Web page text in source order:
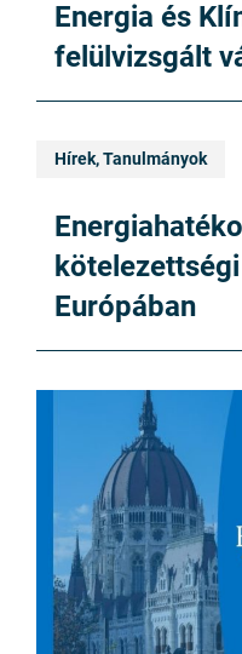
Energia és
felülvizsgált
Hírek, Tanulmányok
Európában